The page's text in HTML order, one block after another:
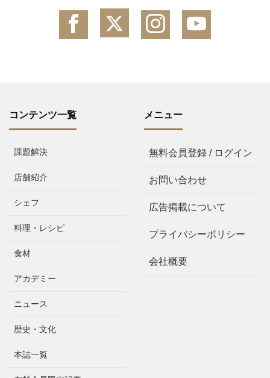
コンテンツ一覧
課題解決
店舗紹介
シェフ
料理・レシピ
食材
アカデミー
ニュース
歴史・文化
本誌一覧
メニュー
無料会員登録 / ログイン
お問い合わせ
広告掲載について
プライバシーポリシー
会社概要